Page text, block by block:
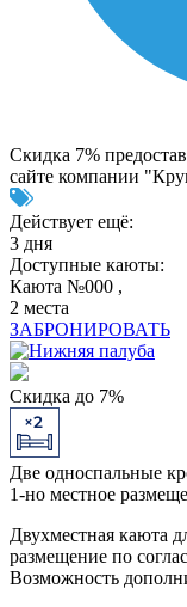
Скидка 7%
сайте компании
Действует ещё:
3 дня
Доступные каюты:
Каюта №000 ,
2 места
ЗАБРОНИРОВАТЬ
Скидка до 7%
Две односпальные
1-но местное
Двухместная каюта
размещение по
Возможность